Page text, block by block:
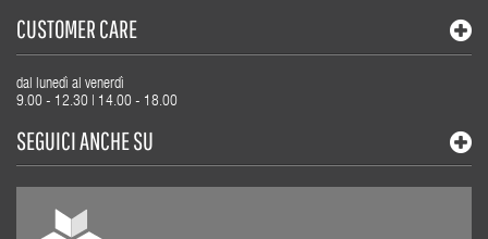
CUSTOMER CARE
dal lunedì al venerdì
9.00 - 12.30 | 14.00 - 18.00
SEGUICI ANCHE SU